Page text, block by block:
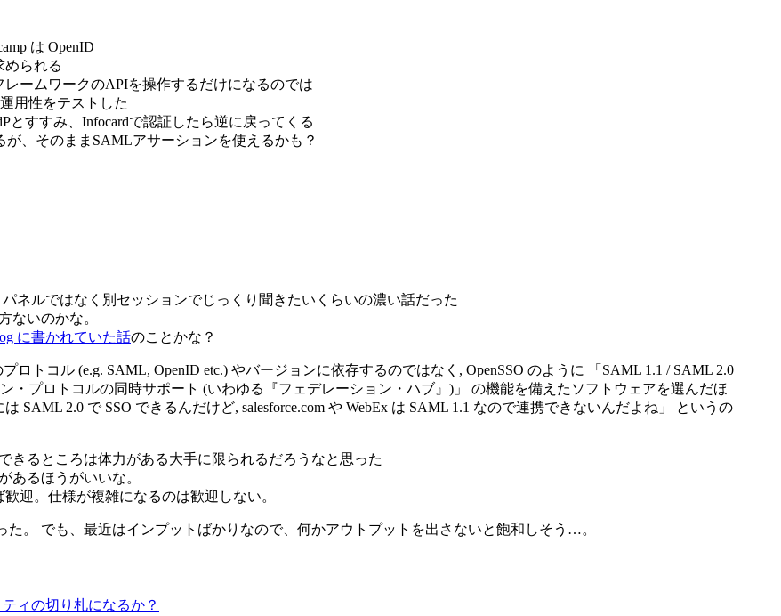
は OpenID
められる
ームワークのAPIを操作するだけになるのでは
用性をテストした
すすみ、Infocardで認証したら逆に戻ってくる
、そのままSAMLアサーションを使えるかも？
ネルではなく別セッションでじっくり聞きたいくらいの濃い話だった
ないのかな。
に書かれていた話のことかな？
ロトコル (e.g. SAML, OpenID etc.) やバージョンに依存するのではなく, OpenSSO のように 「SAML 1.1 / SAML 2.0
・プロトコルの同時サポート (いわゆる『フェデレーション・ハブ』)」 の機能を備えたソフトウェアを選んだほ
SAML 2.0 で SSO できるんだけど, salesforce.com や WebEx は SAML 1.1 なので連携できないんだよね」 というの
きるところは体力がある大手に限られるだろうなと思った
あるほうがいいな。
迎。仕様が複雑になるのは歓迎しない。
。 でも、最近はインプットばかりなので、何かアウトプットを出さないと飽和しそう…。
ティの切り札になるか？